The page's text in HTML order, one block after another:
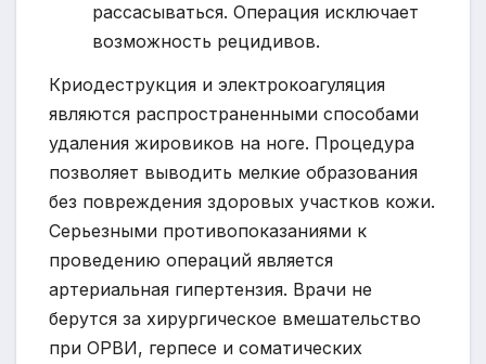
рассасываться. Операция исключает
возможность рецидивов.
Криодеструкция и электрокоагуляция
являются распространенными способами
удаления жировиков на ноге. Процедура
позволяет выводить мелкие образования
без повреждения здоровых участков кожи.
Серьезными противопоказаниями к
проведению операций является
артериальная гипертензия. Врачи не
берутся за хирургическое вмешательство
при ОРВИ, герпесе и соматических